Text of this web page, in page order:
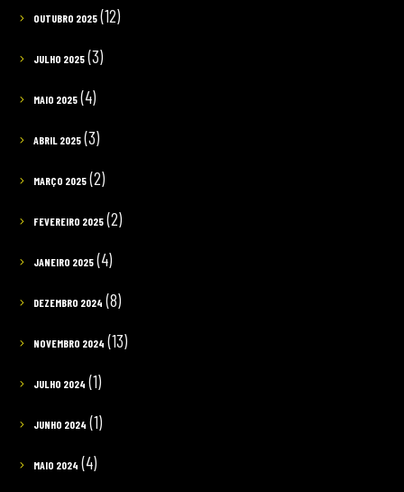
OUTUBRO 2025(12)
JULHO 2025(3)
MAIO 2025(4)
ABRIL 2025(3)
MARÇO 2025(2)
FEVEREIRO 2025(2)
JANEIRO 2025(4)
DEZEMBRO 2024 (8)
NOVEMBRO 2024 (13)
JULHO 2024 (1)
JUNHO 2024 (1)
MAIO 2024 (4)